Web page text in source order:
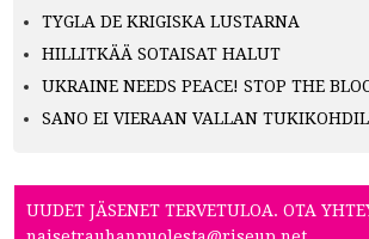
TYGLA DE KRIGISKA LUSTARNA
HILLITKÄÄ SOTAISAT HALUT
UKRAINE NEEDS PEACE! STOP THE
SANO EI VIERAAN VALLAN
UUDET JÄSENET TERVETULOA. OTA